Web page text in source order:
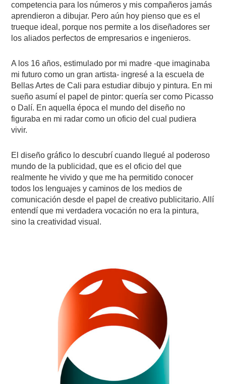
competencia para los números y mis compañeros jamás
aprendieron a dibujar. Pero aún hoy pienso que es el
trueque ideal, porque nos permite a los diseñadores ser
los aliados perfectos de empresarios e ingenieros.
A los 16 años, estimulado por mi madre -que imaginaba
mi futuro como un gran artista- ingresé a la escuela de
Bellas Artes de Cali para estudiar dibujo y pintura. En mi
sueño asumí el papel de pintor: quería ser como Picasso
o Dalí. En aquella época el mundo del diseño no
figuraba en mi radar como un oficio del cual pudiera
vivir.
El diseño gráfico lo descubrí cuando llegué al poderoso
mundo de la publicidad, que es el oficio del que
realmente he vivido y que me ha permitido conocer
todos los lenguajes y caminos de los medios de
comunicación desde el papel de creativo publicitario. Allí
entendí que mi verdadera vocación no era la pintura,
sino la creatividad visual.